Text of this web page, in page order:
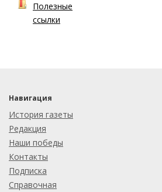
Полезные
ссылки
Навигация
История газеты
Редакция
Наши победы
Контакты
Подписка
Справочная